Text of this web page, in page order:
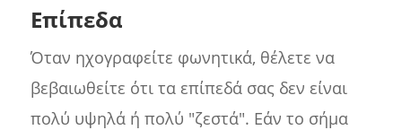
Επίπεδα
Όταν ηχογραφείτε φωνητικά, θέλετε να
βεβαιωθείτε ότι τα επίπεδά σας δεν είναι
πολύ υψηλά ή πολύ "ζεστά". Εάν το σήμα